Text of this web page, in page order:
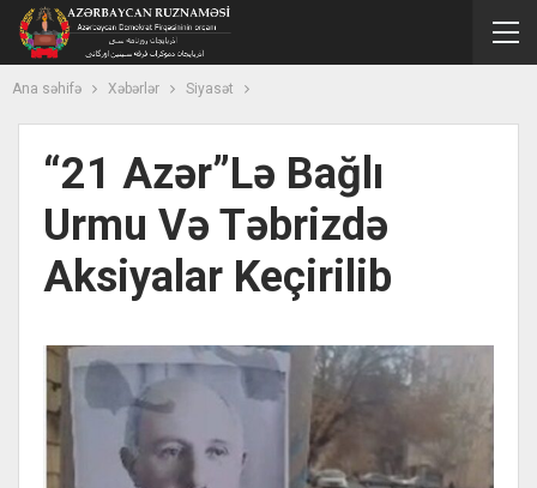
Ana səhifə Xəbərlər Siyasət
“21 Azər”lə Bağlı
Urmu Və Təbrizdə
Aksiyalar Keçirilib